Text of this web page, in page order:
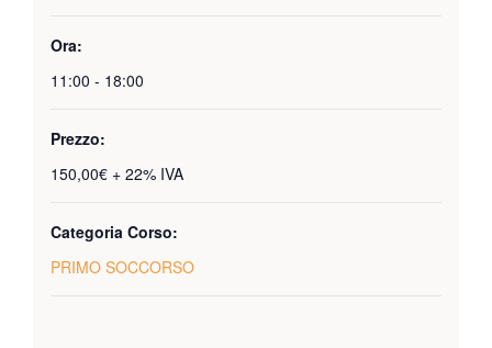
Ora:
11:00 - 18:00
Prezzo:
150,00€ + 22% IVA
Categoria Corso:
PRIMO SOCCORSO